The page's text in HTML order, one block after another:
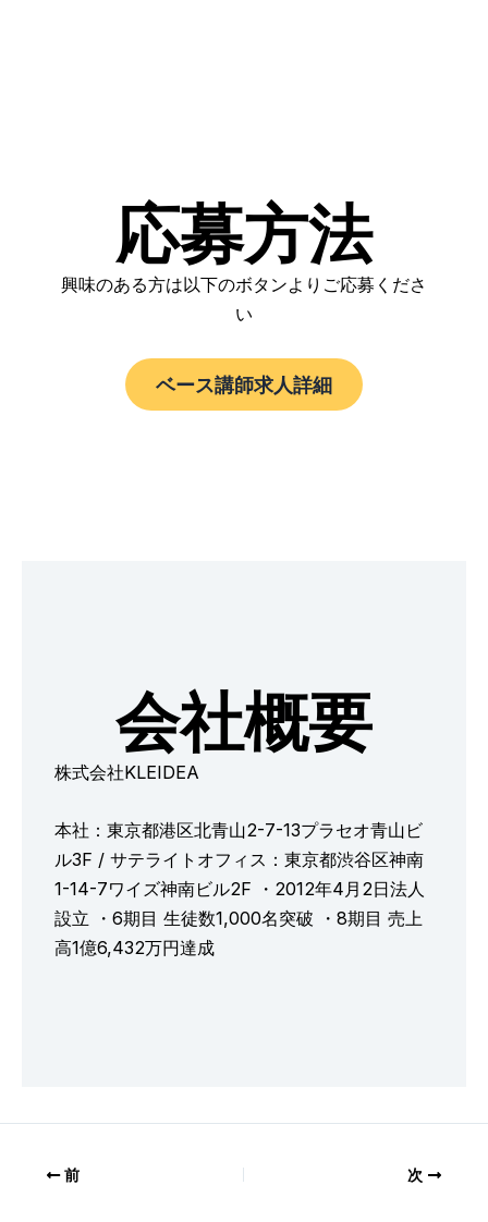
応募方法
興味のある方は以下のボタンよりご応募くださ
い
ベース講師求人詳細
会社概要
株式会社KLEIDEA
本社：東京都港区北青山2-7-13プラセオ青山ビ
ル3F / サテライトオフィス：東京都渋谷区神南
1-14-7ワイズ神南ビル2F ・2012年4月2日法人
設立 ・6期目 生徒数1,000名突破 ・8期目 売上
高1億6,432万円達成
前 次